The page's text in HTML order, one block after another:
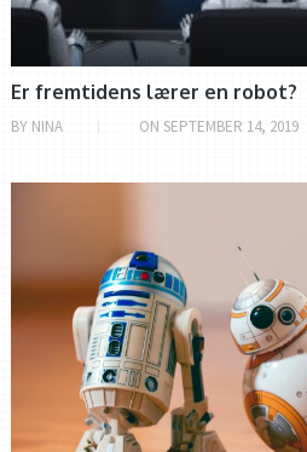
Er fremtidens lærer en robot?
BY NINA ON SEPTEMBER 14, 2019